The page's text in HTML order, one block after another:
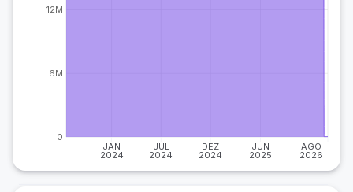
JAN
2024
JUL
2024
DEZ
2024
JUN
2025
AGO
2026
0
6M
12M